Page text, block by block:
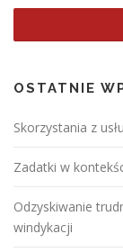
OSTATNIE
Skorzystania z
Zadatki w
Odzyskiwanie
windykacji